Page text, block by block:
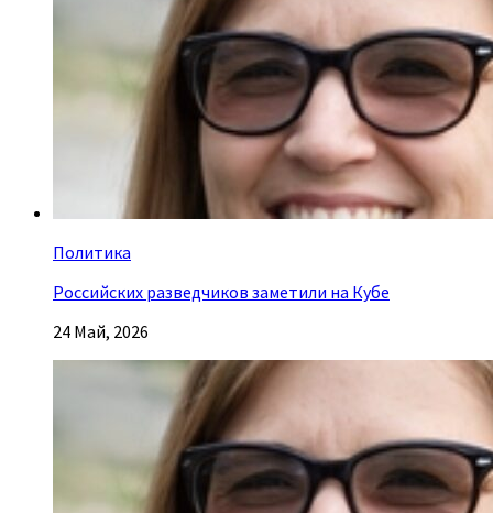
Политика
Российских разведчиков заметили на Кубе
24 Май, 2026